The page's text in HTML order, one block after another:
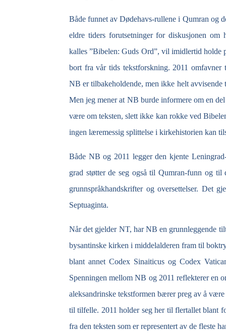
Både funnet av Dødehavs-rullene i Qumran og
eldre tiders forutsetninger for diskusjonen om
kalles ”Bibelen: Guds Ord”, vil imidlertid holde
bort fra vår tids tekstforskning. 2011 omfavner
NB er tilbakeholdende, men ikke helt
Men jeg mener at NB burde informere om en
være om teksten, slett ikke kan rokke ved
ingen læremessig splittelse i kirkehistorien kan
Både NB og 2011 legger den kjente
grad støtter de seg også til Qumran-funn og til
grunnspråkhandskrifter og oversettelser. Det
Septuaginta.
Når det gjelder NT, har NB en grunnleggende
bysantinske kirken i middelalderen fram til
blant annet Codex Sinaiticus og Codex
Spenningen mellom NB og 2011 reflekterer en
aleksandrinske tekstformen bærer preg av å
til tilfelle. 2011 holder seg her til flertallet blant
fra den teksten som er representert av de fleste